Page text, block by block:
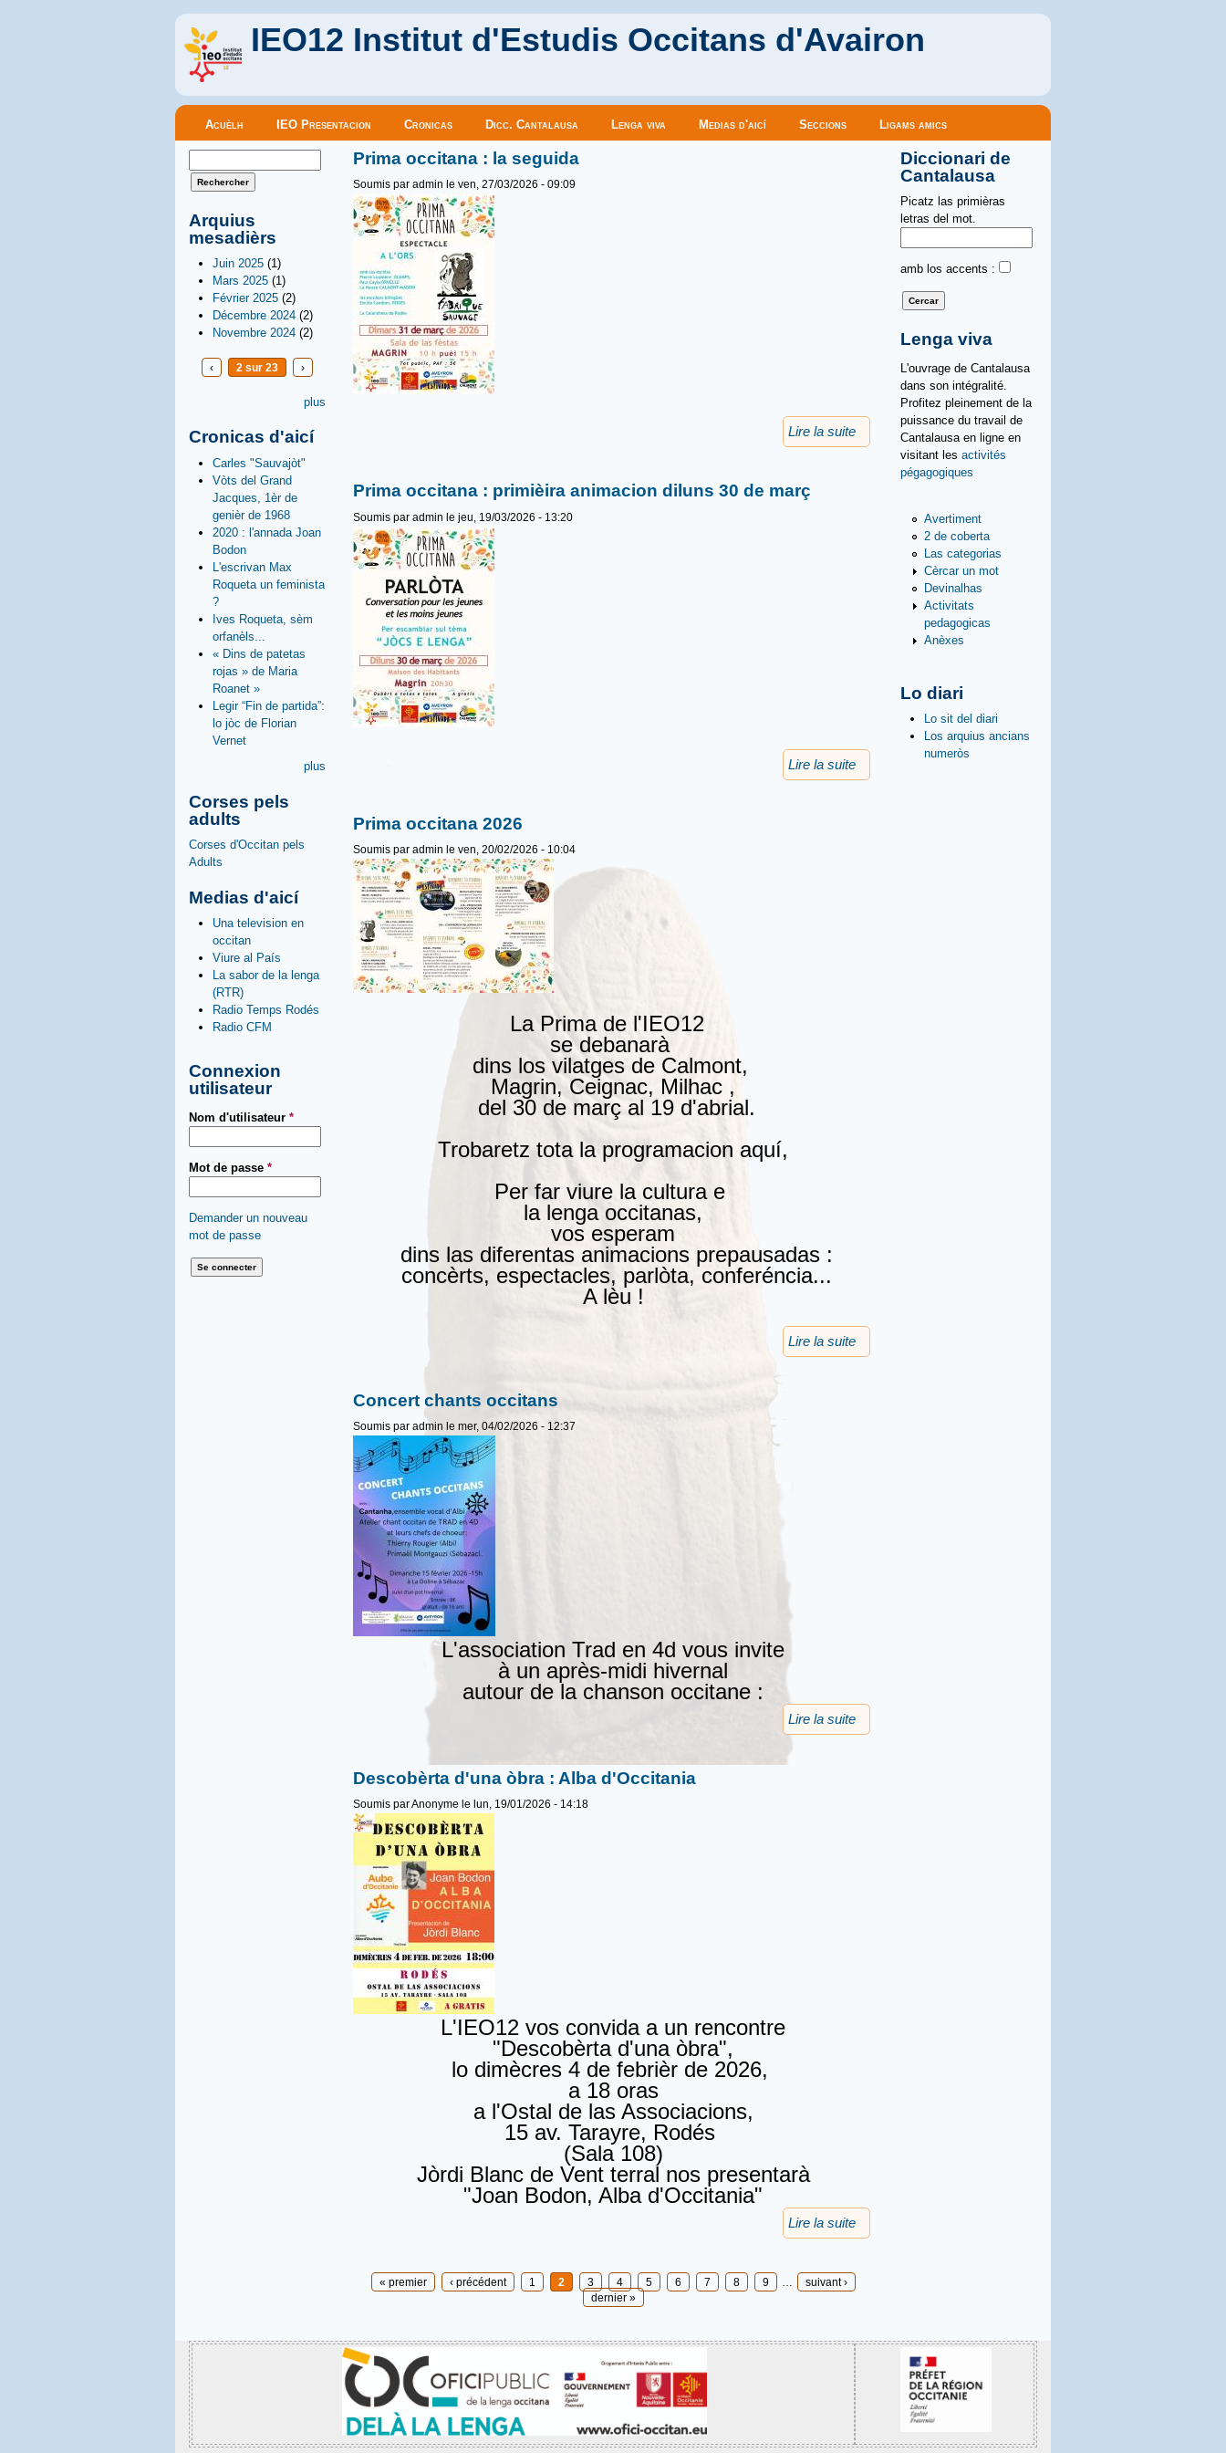
IEO12 Institut d'Estudis Occitans d'Avairon
Menu principal
Acuèlh IEO Presentacion Cronicas Dicc. Cantalausa Lenga viva Medias d'aicí Seccions Ligams amics
Formulaire de recherche
Arquius
mesadièrs
Juin 2025 (1)
Mars 2025 (1)
Février 2025 (2)
Décembre 2024 (2)
Novembre 2024 (2)
‹ 2 sur 23 ›
plus
Cronicas d'aicí
Carles "Sauvajòt"
Vòts del Grand
Jacques, 1èr de
genièr de 1968
2020 : l'annada Joan
Bodon
L'escrivan Max
Roqueta un feminista
?
Ives Roqueta, sèm
orfanèls...
« Dins de patetas
rojas » de Maria
Roanet »
Legir “Fin de partida”:
lo jòc de Florian
Vernet
plus
Corses pels
adults
Corses d'Occitan pels
Adults
Medias d'aicí
Una television en
occitan
Viure al País
La sabor de la lenga
(RTR)
Radio Temps Rodés
Radio CFM
Connexion
utilisateur
Nom d'utilisateur *
Mot de passe *
Demander un nouveau
mot de passe
Prima occitana : la seguida
Soumis par admin le ven, 27/03/2026 - 09:09
Lire la suite de Prima occitana : la seguida
Prima occitana : primièira animacion diluns 30 de març
Soumis par admin le jeu, 19/03/2026 - 13:20
Lire la suite
Prima occitana 2026
Soumis par admin le ven, 20/02/2026 - 10:04
La Prima de l'IEO12
se debanarà
dins los vilatges de Calmont,
Magrin, Ceignac, Milhac ,
del 30 de març al 19 d'abrial.
Trobaretz tota la programacion aquí,
Per far viure la cultura e
la lenga occitanas,
vos esperam
dins las diferentas animacions prepausadas :
concèrts, espectacles, parlòta, conferéncia...
A lèu !
Lire la suite
Concert chants occitans
Soumis par admin le mer, 04/02/2026 - 12:37
L'association Trad en 4d vous invite
à un après-midi hivernal
autour de la chanson occitane :
Lire la suite
Descobèrta d'una òbra : Alba d'Occitania
Soumis parAnonyme le lun, 19/01/2026 - 14:18
L'IEO12 vos convida a un rencontre
"Descobèrta d'una òbra",
lo dimècres 4 de febrièr de 2026,
a 18 oras
a l'Ostal de las Associacions,
15 av. Tarayre, Rodés
(Sala 108)
Jòrdi Blanc de Vent terral nos presentarà
"Joan Bodon, Alba d'Occitania"
Lire la suite
Pages
« premier ‹ précédent 1 2 3 4 5 6 7 8 9
suivant ›
dernier »
Diccionari de
Cantalausa
Picatz las primièras
letras del mot.
amb los accents :
Lenga viva
L'ouvrage de Cantalausa
dans son intégralité.
Profitez pleinement de la
puissance du travail de
Cantalausa en ligne en
visitant les activités
pégagogiques
Avertiment
2 de coberta
Las categorias
Cèrcar un mot
Devinalhas
Activitats
pedagogicas
Anèxes
Lo diari
Lo sit del diari
Los arquius ancians
numeròs